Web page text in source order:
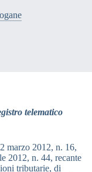
telematico
marzo 2012, n. 16,
2012, n. 44, recante
tributarie, di